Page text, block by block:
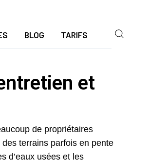
BLOG TARIFS
et
de propriétaires
des terrains parfois en pente
d’eaux usées et les